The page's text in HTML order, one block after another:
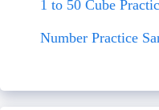
1 to 50 Cube
Number Practice